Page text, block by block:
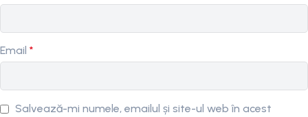
Email *
Salvează-mi numele, emailul și site-ul web în acest